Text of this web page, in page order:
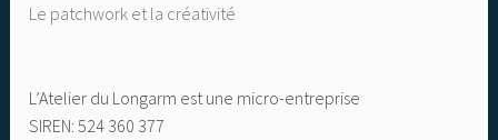
Le patchwork et la créativité
L’Atelier du Longarm est une micro-entreprise
SIREN: 524 360 377